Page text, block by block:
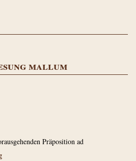
mallum
Präposition ad